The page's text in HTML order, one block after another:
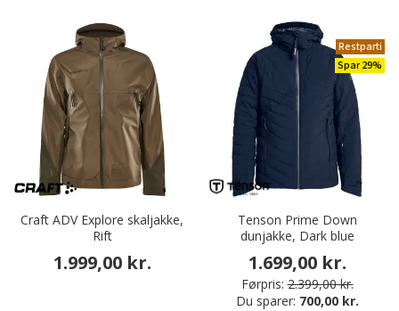
Craft ADV Explore skaljakke,
Rift
1.999,00 kr.
Restparti
Spar 29%
Tenson Prime Down
dunjakke, Dark blue
1.699,00 kr.
Førpris: 2.399,00 kr.
Du sparer: 700,00 kr.